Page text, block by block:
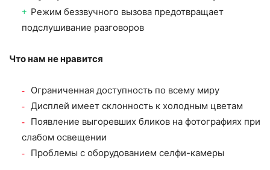
Режим беззвучного вызова предотвращает
подслушивание разговоров
Что нам не нравится
Ограниченная доступность по всему миру
Дисплей имеет склонность к холодным цветам
Появление выгоревших бликов на фотографиях при
слабом освещении
Проблемы с оборудованием селфи-камеры